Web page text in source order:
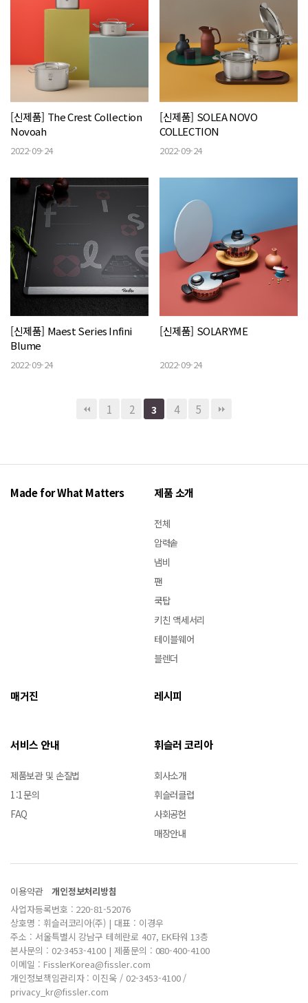
[신제품] The Crest Collection
Novoah
2022-09-24
[신제품] SOLEA NOVO
COLLECTION
2022-09-24
[신제품] Maest Series Infini
Blume
2022-09-24
[신제품] SOLARYME
2022-09-24
1 2 3 4 5
Made for What Matters 제품 소개
전체
압력솥
냄비
팬
쿡탑
키친 액세서리
테이블웨어
블렌더
매거진 레시피
서비스 안내
제품보관 및 손질법
1:1문의
FAQ
휘슬러 코리아
회사소개
휘슬러클럽
사회공헌
매장안내
이용약관
개인정보처리방침
사업자등록번호 : 220-81-52076
상호명 : 휘슬러코리아(주) | 대표 : 이경우
주소 : 서울특별시 강남구 테헤란로 407, EK타워 13층
본사문의 : 02-3453-4100 | 제품문의 : 080-400-4100
이메일 : FisslerKorea@fissler.com
개인정보책임관리자 : 이진욱 / 02-3453-4100 /
privacy_kr@fissler.com